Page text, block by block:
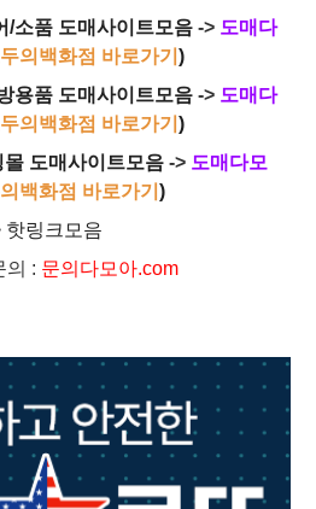
/소품 도매사이트모음 -> 도매다
의백화점 바로가기)
용품 도매사이트모음 -> 도매다
의백화점 바로가기)
도매사이트모음 -> 도매다모
백화점 바로가기)
핫링크모음
의 : 문의다모아.com